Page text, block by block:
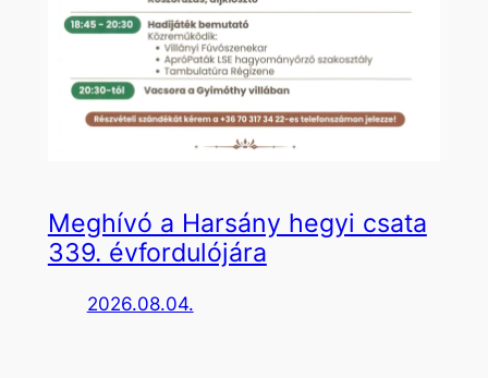
Meghívó a Harsány hegyi csata
339. évfordulójára
2026.08.04.